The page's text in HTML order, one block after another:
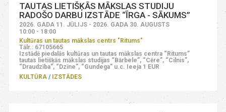
TAUTAS LIETIŠĶĀS MĀKSLAS STUDIJU
RADOŠO DARBU IZSTĀDE “ĪRGA - SĀKUMS”
2026. GADA 11. JŪLIJS - 2026. GADA 30. AUGUSTS
10:00 - 18:00
Kultūras un tautas mākslas centrs "Ritums"
Tālr.: 67105665
Izstādē piedalās kultūras un tautas mākslas centra “Ritums”
tautas lietišķās mākslas studijas “Bārbele”, “Cēre”, “Cilnis”,
“Draudzība”, “Dzīne”, “Gundega” u.c. Ieeja 1 EUR
KULTŪRA
IZSTĀDES